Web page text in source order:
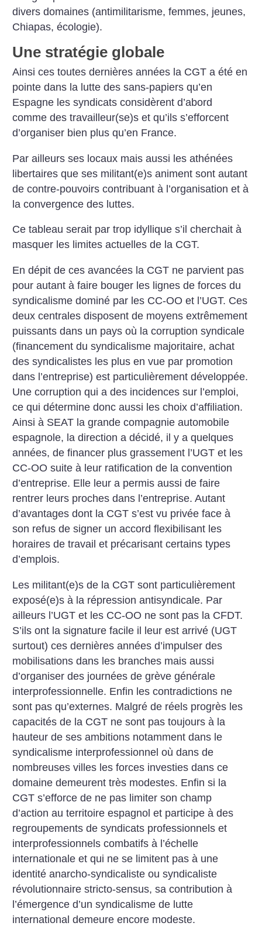
divers domaines (antimilitarisme, femmes, jeunes,
Chiapas, écologie).
Une stratégie globale
Ainsi ces toutes dernières années la CGT a été en
pointe dans la lutte des sans-papiers qu’en
Espagne les syndicats considèrent d’abord
comme des travailleur(se)s et qu’ils s’efforcent
d’organiser bien plus qu’en France.
Par ailleurs ses locaux mais aussi les athénées
libertaires que ses militant(e)s animent sont autant
de contre-pouvoirs contribuant à l’organisation et à
la convergence des luttes.
Ce tableau serait par trop idyllique s’il cherchait à
masquer les limites actuelles de la CGT.
En dépit de ces avancées la CGT ne parvient pas
pour autant à faire bouger les lignes de forces du
syndicalisme dominé par les CC-OO et l’UGT. Ces
deux centrales disposent de moyens extrêmement
puissants dans un pays où la corruption syndicale
(financement du syndicalisme majoritaire, achat
des syndicalistes les plus en vue par promotion
dans l’entreprise) est particulièrement développée.
Une corruption qui a des incidences sur l’emploi,
ce qui détermine donc aussi les choix d’affiliation.
Ainsi à SEAT la grande compagnie automobile
espagnole, la direction a décidé, il y a quelques
années, de financer plus grassement l’UGT et les
CC-OO suite à leur ratification de la convention
d’entreprise. Elle leur a permis aussi de faire
rentrer leurs proches dans l’entreprise. Autant
d’avantages dont la CGT s’est vu privée face à
son refus de signer un accord flexibilisant les
horaires de travail et précarisant certains types
d’emplois.
Les militant(e)s de la CGT sont particulièrement
exposé(e)s à la répression antisyndicale. Par
ailleurs l’UGT et les CC-OO ne sont pas la CFDT.
S’ils ont la signature facile il leur est arrivé (UGT
surtout) ces dernières années d’impulser des
mobilisations dans les branches mais aussi
d’organiser des journées de grève générale
interprofessionnelle. Enfin les contradictions ne
sont pas qu’externes. Malgré de réels progrès les
capacités de la CGT ne sont pas toujours à la
hauteur de ses ambitions notamment dans le
syndicalisme interprofessionnel où dans de
nombreuses villes les forces investies dans ce
domaine demeurent très modestes. Enfin si la
CGT s’efforce de ne pas limiter son champ
d’action au territoire espagnol et participe à des
regroupements de syndicats professionnels et
interprofessionnels combatifs à l’échelle
internationale et qui ne se limitent pas à une
identité anarcho-syndicaliste ou syndicaliste
révolutionnaire stricto-sensus, sa contribution à
l’émergence d’un syndicalisme de lutte
international demeure encore modeste.